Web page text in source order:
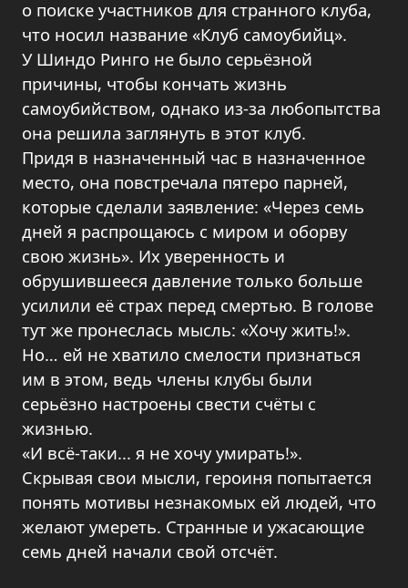
о поиске участников для странного клуба,
что носил название «Клуб самоубийц».
У Шиндо Ринго не было серьёзной
причины, чтобы кончать жизнь
самоубийством, однако из-за любопытства
она решила заглянуть в этот клуб.
Придя в назначенный час в назначенное
место, она повстречала пятеро парней,
которые сделали заявление: «Через семь
дней я распрощаюсь с миром и оборву
свою жизнь». Их уверенность и
обрушившееся давление только больше
усилили её страх перед смертью. В голове
тут же пронеслась мысль: «Хочу жить!».
Но… ей не хватило смелости признаться
им в этом, ведь члены клубы были
серьёзно настроены свести счёты с
жизнью.
«И всё-таки... я не хочу умирать!».
Скрывая свои мысли, героиня попытается
понять мотивы незнакомых ей людей, что
желают умереть. Странные и ужасающие
семь дней начали свой отсчёт.